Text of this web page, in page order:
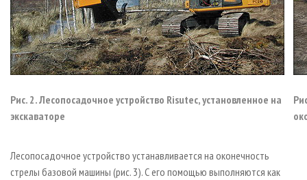
Рис. 2. Лесопосадочное устройство Risutec, установленное на
экскаваторе
Лесопосадочное устройство устанавливается на оконечность
стрелы базовой машины (рис. 3). С его помощью выполняются как